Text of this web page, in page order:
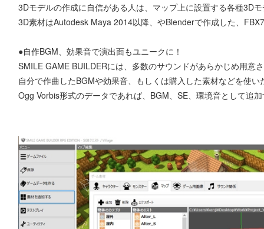
3Dモデルの作成に自信がある人は、マップ上に設置する各種3D
3D素材はAutodesk Maya 2014以降、やBlenderで作成した、
●自作BGM、効果音で演出面もユニークに！
SMILE GAME BUILDERには、多数のサウンドがあらかじめ用意
自分で作曲したBGMや効果音、もしくは購入した素材などを使
Ogg Vorbis形式のデータであれば、BGM、SE、環境音として追